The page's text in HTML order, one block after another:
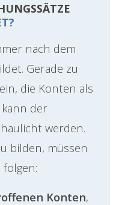
nach dem
Gerade zu
die Konten als
der
werden.
bilden, müssen
Konten,